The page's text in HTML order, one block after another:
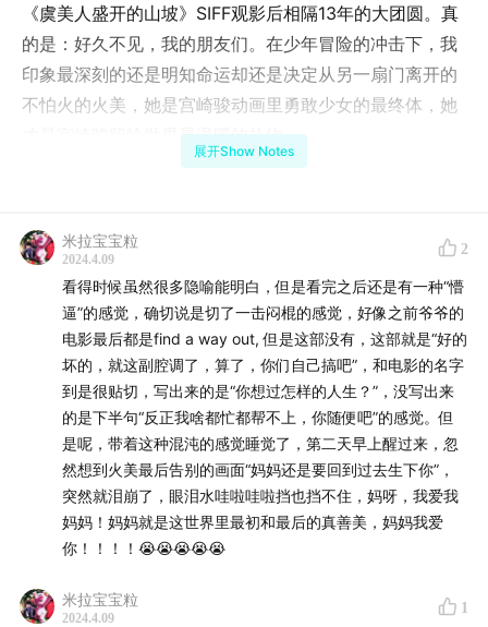
《虞美人盛开的山坡》SIFF观影后相隔13年的大团圆。真
的是：好久不见，我的朋友们。在少年冒险的冲击下，我
印象最深刻的还是明知命运却还是决定从另一扇门离开的
不怕火的火美，她是宫崎骏动画里勇敢少女的最终体，她
才是宫崎骏留给世界最温暖的礼物。
一家之主竹子爸爸
狗子妈妈TOKA （正在写作业，但是贡献了情绪价值和吆
喝声）
竹笋儿子烂木头
展开Show Notes
米拉宝宝粒
2024.4.09
2
看得时候虽然很多隐喻能明白，但是看完之后还是有一种“懵
逼”的感觉，确切说是切了一击闷棍的感觉，好像之前爷爷的
电影最后都是find a way out, 但是这部没有，这部就是“好的
坏的，就这副腔调了，算了，你们自己搞吧”，和电影的名字
到是很贴切，写出来的是“你想过怎样的人生？”，没写出来
的是下半句“反正我啥都忙都帮不上，你随便吧”的感觉。但
是呢，带着这种混沌的感觉睡觉了，第二天早上醒过来，忽
然想到火美最后告别的画面“妈妈还是要回到过去生下你”，
突然就泪崩了，眼泪水哇啦哇啦挡也挡不住，妈呀，我爱我
妈妈！妈妈就是这世界里最初和最后的真善美，妈妈我爱
你！！！！😭😭😭😭😭
米拉宝宝粒
2024.4.09
1